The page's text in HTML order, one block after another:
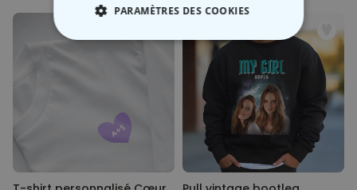
PARAMÈTRES DES COOKIES
STRICTEMENT NÉCESSAIRE
COMMERCIALISATION